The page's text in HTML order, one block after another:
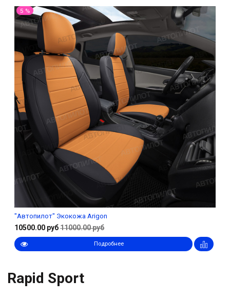
5 %
"Автопилот" Экокожа Arigon
10500.00 руб11000.00 руб
Подробнее
Rapid Sport